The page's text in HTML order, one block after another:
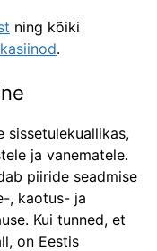
ning kõiki
.
sissetulekuallikas,
ja vanematele.
piiride seadmise
, kaotus- ja
Kui tunned, et
on Eestis